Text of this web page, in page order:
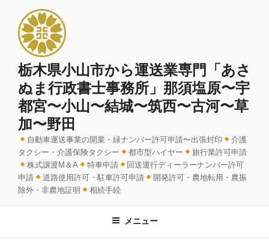
栃木県小山市から運送業専門「あさ
ぬま行政書士事務所」那須塩原〜宇
都宮〜小山〜結城〜筑西〜古河〜草
加〜野田
自動車運送事業の開業・緑ナンバー許可申請〜出張封印
介護
タクシー・介護保険タクシー
都市型ハイヤー
旅行業許可申請
株式譲渡M＆A
特車申請
回送運行ディーラーナンバー許可
申請
道路使用許可・駐車許可申請
開発許可・農地転用・農振
除外・非農地証明
相続手続
メニュー